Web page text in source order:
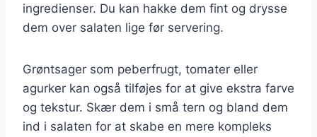
ingredienser. Du kan hakke dem fint og drysse
dem over salaten lige før servering.
Grøntsager som peberfrugt, tomater eller
agurker kan også tilføjes for at give ekstra farve
og tekstur. Skær dem i små tern og bland dem
ind i salaten for at skabe en mere kompleks